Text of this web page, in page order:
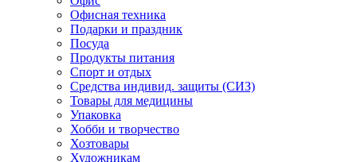
Офисная техника
Подарки и праздник
Посуда
Продукты питания
Спорт и отдых
Средства индивид. защиты (СИЗ)
Товары для медицины
Упаковка
Хобби и творчество
Хозтовары
Художникам